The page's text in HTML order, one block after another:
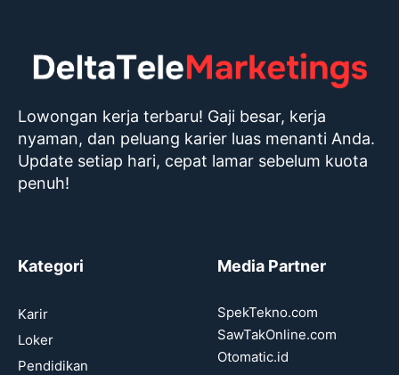
Lowongan kerja terbaru! Gaji besar, kerja
nyaman, dan peluang karier luas menanti Anda.
Update setiap hari, cepat lamar sebelum kuota
penuh!
Kategori
Karir
Loker
Pendidikan
Media Partner
SpekTekno.com
SawTakOnline.com
Otomatic.id